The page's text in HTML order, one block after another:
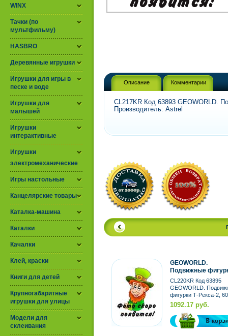
WINX
Тачки (по
мультфильму)
HASBRO
Деревянные игрушки
Игрушки для игры в
песке и воде
Игрушки для
малышей
Игрушки
интерактивные
Игрушки
электромеханические
Игры настольные
Канцелярские товары
Каталка-машина
Каталки
Качалки
Клей, краски
Книги для детей
Крупногабаритные
игрушки для улицы
Модели для
склеивания
Описание Комментарии
CL217KR Код 63893 GEOWORLD.
Производитель: Astrel
GEOWORLD.
Подвижные
Рекса-2, 60см
CL220KR Код 63895
GEOWORLD.
фигурки Т-Рекса-2,
Производитель:
1092.17 руб.